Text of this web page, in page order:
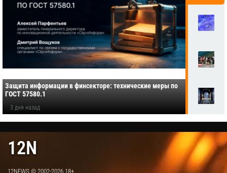
Защита информации в финсекторе: технические меры по
ГОСТ 57580.1
3 дня назад
12N
12NEWS © 2002-2026 18+